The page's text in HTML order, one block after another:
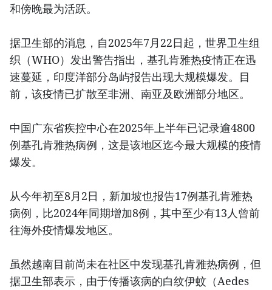
和傍晚最为活跃。
据卫生部的消息，自2025年7月22日起，世界卫生组
织（WHO）发出警告指出，基孔肯雅热疫情正在迅
速蔓延，印度洋部分岛屿报告出现大规模爆发。目
前，该疫情已扩散至非洲、南亚及欧洲部分地区。
中国广东省疾控中心在2025年上半年已记录逾4800
例基孔肯雅热病例，这是该地区迄今最大规模的疫情
爆发。
从今年初至8月2日，新加坡也报告17例基孔肯雅热
病例，比2024年同期增加8例，其中至少有13人曾前
往海外疫情爆发地区。
虽然越南目前尚未在社区中发现基孔肯雅热病例，但
据卫生部表示，由于传播该病的白纹伊蚊（Aedes